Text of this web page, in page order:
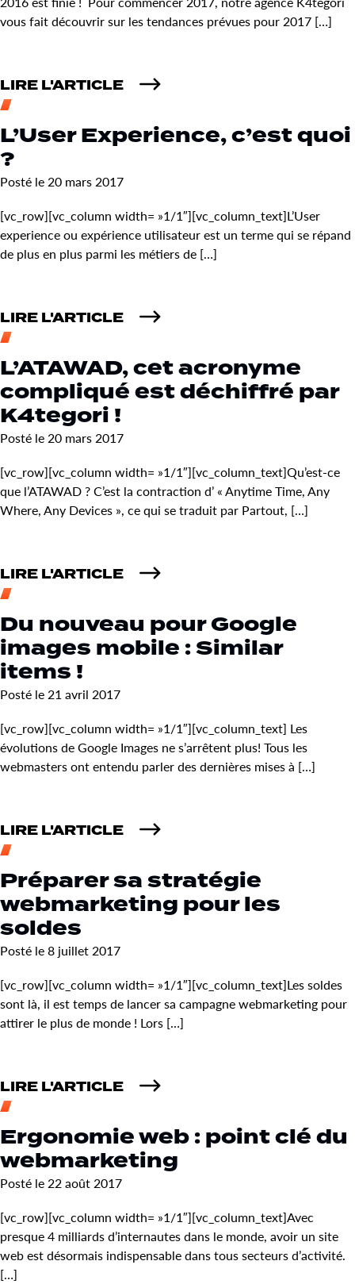
vous fait découvrir sur les tendances prévues pour 2017 […]
LIRE L'ARTICLE
L’User Experience, c’est quoi
?
Posté le 20 mars 2017
[vc_row][vc_column width= »1/1″][vc_column_text]L’User
experience ou expérience utilisateur est un terme qui se répand
de plus en plus parmi les métiers de […]
LIRE L'ARTICLE
L’ATAWAD, cet acronyme
compliqué est déchiffré par
K4tegori !
Posté le 20 mars 2017
[vc_row][vc_column width= »1/1″][vc_column_text]Qu’est-ce
que l’ATAWAD ? C’est la contraction d’ « Anytime Time, Any
Where, Any Devices », ce qui se traduit par Partout, […]
LIRE L'ARTICLE
Du nouveau pour Google
images mobile : Similar
items !
Posté le 21 avril 2017
[vc_row][vc_column width= »1/1″][vc_column_text] Les
évolutions de Google Images ne s’arrêtent plus! Tous les
webmasters ont entendu parler des dernières mises à […]
LIRE L'ARTICLE
Préparer sa stratégie
webmarketing pour les
soldes
Posté le 8 juillet 2017
[vc_row][vc_column width= »1/1″][vc_column_text]Les soldes
sont là, il est temps de lancer sa campagne webmarketing pour
attirer le plus de monde ! Lors […]
LIRE L'ARTICLE
Ergonomie web : point clé du
webmarketing
Posté le 22 août 2017
[vc_row][vc_column width= »1/1″][vc_column_text]Avec
presque 4 milliards d’internautes dans le monde, avoir un site
web est désormais indispensable dans tous secteurs d’activité.
[…]